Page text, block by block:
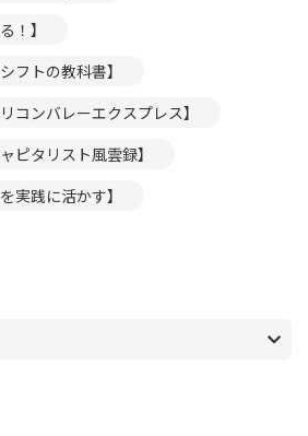
！】
フトの教科書】
コンバレーエクスプレス】
ピタリスト風雲録】
実践に活かす】